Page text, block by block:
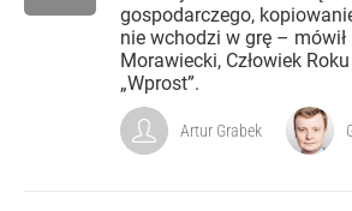
gospodarczego,
nie wchodzi w grę –
Morawiecki, Człowiek
„Wprost”.
Artur Grabek